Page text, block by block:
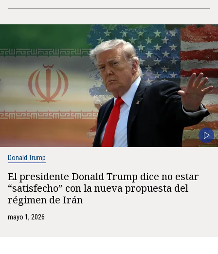
Donald Trump
El presidente Donald Trump dice no estar
“satisfecho” con la nueva propuesta del
régimen de Irán
mayo 1, 2026